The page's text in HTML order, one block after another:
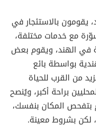
يقومون بالاستئجار في
مع خدمات مختلفة،
في الهند، ويقوم بعض
بواسطة بائع
من القرب للحياة
براحة أكبر، ويُنصح
بتفحص المكان بنفسك،
لكن بشروط معينة.